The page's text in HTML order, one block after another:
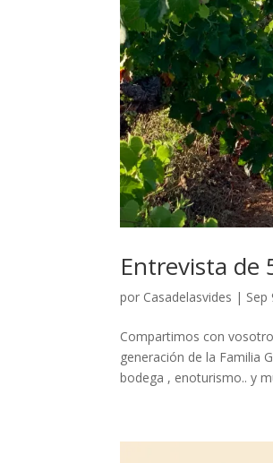
Entrevista de
por Casadelasvides | Sep
Compartimos con
generación de la Familia
bodega , enoturismo.. y